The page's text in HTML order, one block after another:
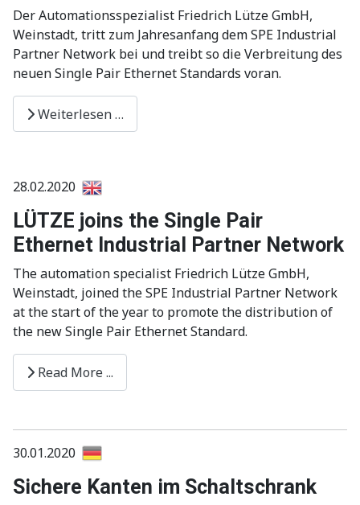
Der Automationsspezialist Friedrich Lütze GmbH,
Weinstadt, tritt zum Jahresanfang dem SPE Industrial
Partner Network bei und treibt so die Verbreitung des
neuen Single Pair Ethernet Standards voran.
Weiterlesen …
28.02.2020
LÜTZE joins the Single Pair
Ethernet Industrial Partner Network
The automation specialist Friedrich Lütze GmbH,
Weinstadt, joined the SPE Industrial Partner Network
at the start of the year to promote the distribution of
the new Single Pair Ethernet Standard.
Read More ...
30.01.2020
Sichere Kanten im Schaltschrank